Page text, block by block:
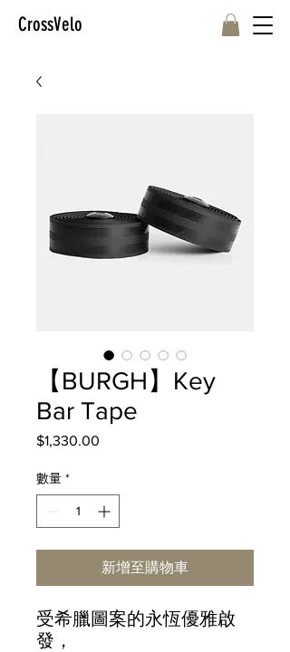
CrossVelo
【BURGH】Key
Bar Tape
$1,330.00
數量 *
新增至購物車
受希臘圖案的永恆優雅啟
發，